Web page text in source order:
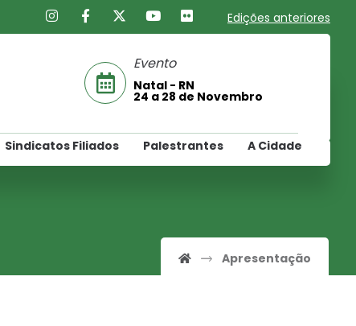
Edições anteriores
Evento
Natal - RN
24 a 28 de Novembro
Sindicatos Filiados Palestrantes A Cidade
Apresentação